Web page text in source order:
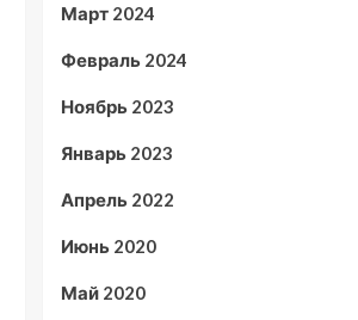
Март 2024
Февраль 2024
Ноябрь 2023
Январь 2023
Апрель 2022
Июнь 2020
Май 2020